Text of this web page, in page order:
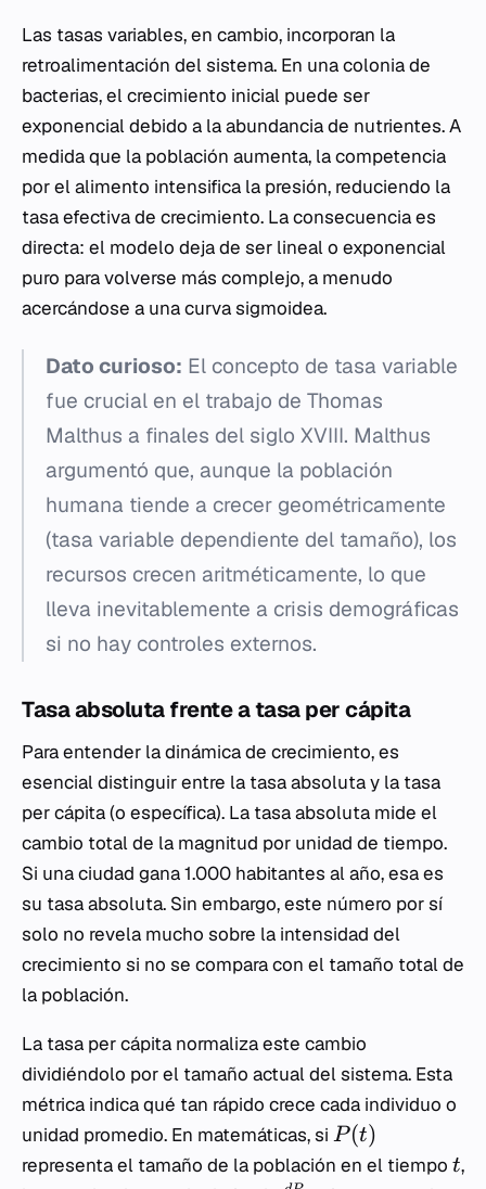
Las tasas variables, en cambio, incorporan la
retroalimentación del sistema. En una colonia de
bacterias, el crecimiento inicial puede ser
exponencial debido a la abundancia de nutrientes. A
medida que la población aumenta, la competencia
por el alimento intensifica la presión, reduciendo la
tasa efectiva de crecimiento. La consecuencia es
directa: el modelo deja de ser lineal o exponencial
puro para volverse más complejo, a menudo
acercándose a una curva sigmoidea.
Dato curioso: El concepto de tasa variable
fue crucial en el trabajo de Thomas
Malthus a finales del siglo XVIII. Malthus
argumentó que, aunque la población
humana tiende a crecer geométricamente
(tasa variable dependiente del tamaño), los
recursos crecen aritméticamente, lo que
lleva inevitablemente a crisis demográficas
si no hay controles externos.
Tasa absoluta frente a tasa per cápita
Para entender la dinámica de crecimiento, es
esencial distinguir entre la tasa absoluta y la tasa
per cápita (o específica). La tasa absoluta mide el
cambio total de la magnitud por unidad de tiempo.
Si una ciudad gana 1.000 habitantes al año, esa es
su tasa absoluta. Sin embargo, este número por sí
solo no revela mucho sobre la intensidad del
crecimiento si no se compara con el tamaño total de
la población.
La tasa per cápita normaliza este cambio
dividiéndolo por el tamaño actual del sistema. Esta
métrica indica qué tan rápido crece cada individuo o
unidad promedio. En matemáticas, si P(t)
representa el tamaño de la población en el tiempo t,